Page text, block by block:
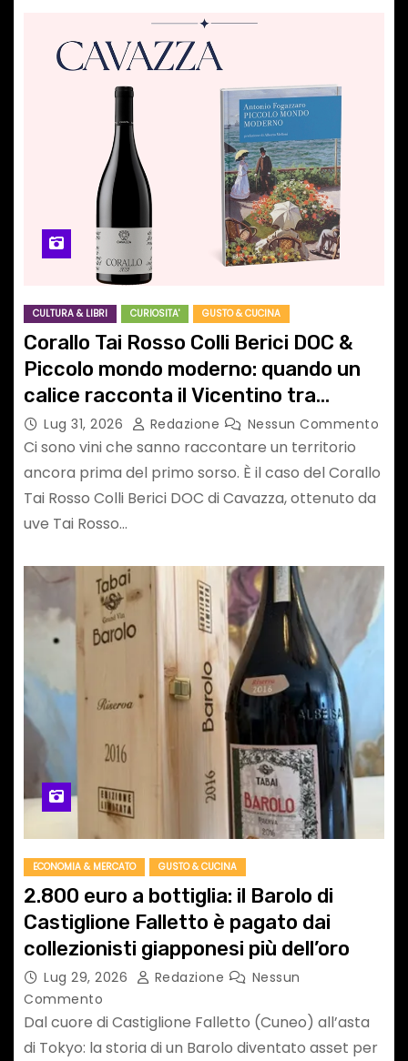
CULTURA & LIBRI CURIOSITA' GUSTO & CUCINA
Corallo Tai Rosso Colli Berici DOC &
Piccolo mondo moderno: quando un
calice racconta il Vicentino tra
leggerezza e carattere
Lug 31, 2026 Redazione Nessun Commento
Ci sono vini che sanno raccontare un territorio
ancora prima del primo sorso. È il caso del Corallo
Tai Rosso Colli Berici DOC di Cavazza, ottenuto da
uve Tai Rosso…
ECONOMIA & MERCATO GUSTO & CUCINA
2.800 euro a bottiglia: il Barolo di
Castiglione Falletto è pagato dai
collezionisti giapponesi più dell’oro
Lug 29, 2026 Redazione
Nessun
Commento
Dal cuore di Castiglione Falletto (Cuneo) all’asta
di Tokyo: la storia di un Barolo diventato asset per